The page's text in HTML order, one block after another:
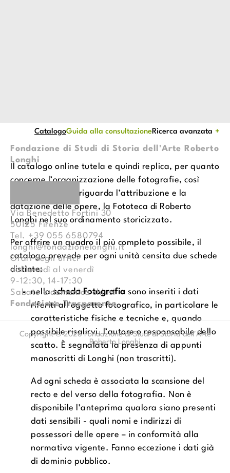
CatalogoGuida alla consultazioneRicerca avanzata
Il catalogo online tutela e quindi replica, per quanto
concerne l’organizzazione delle fotografie, così
come per ciò che riguarda l’attribuzione e la
datazione delle opere, la Fototeca di Roberto
Longhi nel suo ordinamento storicizzato.
Per offrire un quadro il più completo possibile, il
catalogo prevede per ogni unità censita due schede
distinte:
nellascheda Fotografia sono inseriti i dati
riferiti all'oggetto fotografico, in particolare le
caratteristiche fisiche e tecniche e, quando
possibile risalirvi, l’autore o responsabile dello
scatto. È segnalata la presenza di appunti
manoscritti di Longhi (non trascritti).
Ad ogni scheda è associata la scansione del
recto e del verso della fotografia. Non è
disponibile l’anteprima qualora siano presenti
dati sensibili - quali nomi e indirizzi di
possessori delle opere – in conformità alla
normativa vigente. Fanno eccezione i dati già
di dominio pubblico.
Fondazione di Studi di Storia dell'Arte Roberto
Longhi
Via Benedetto Fortini 30
50125 Firenze
Tel. +39 055 6580794
longhi@fondazionelonghi.it
Orari degli uffici
dal lunedì al venerdì
9-12:30, 14-17:30
Sabato e domenica chiusi
Fondazione Trasparente
Copyright © 2026 Fondazione di Studi di Storia dell'Arte
Roberto Longhi